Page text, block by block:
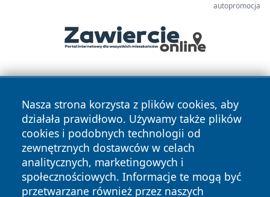
autopromocja
Nasza strona korzysta z plików cookies, aby
działała prawidłowo. Używamy także plików
cookies i podobnych technologii od
zewnętrznych dostawców w celach
analitycznych, marketingowych i
społecznościowych. Informacje te mogą być
przetwarzane również przez naszych
Copyright © 2026 pulsbydgoszczy.pl Wszystkie prawa
zastrzeżone.